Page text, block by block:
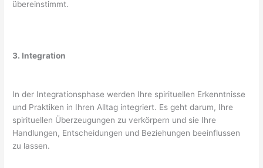
übereinstimmt.
3. Integration
In der Integrationsphase werden Ihre spirituellen Erkenntnisse
und Praktiken in Ihren Alltag integriert. Es geht darum, Ihre
spirituellen Überzeugungen zu verkörpern und sie Ihre
Handlungen, Entscheidungen und Beziehungen beeinflussen
zu lassen.